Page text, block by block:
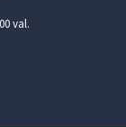
val.